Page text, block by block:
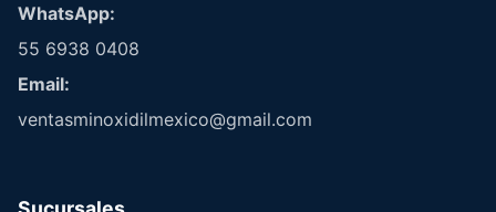
WhatsApp:
55 6938 0408
Email:
ventasminoxidilmexico@gmail.com